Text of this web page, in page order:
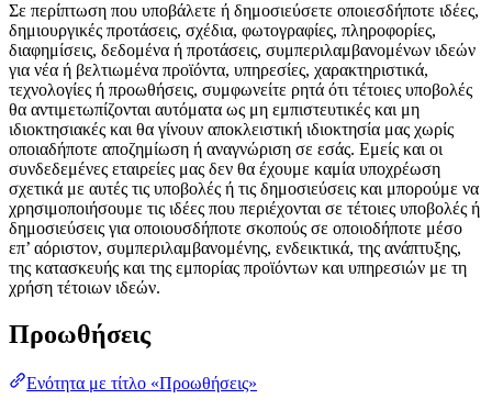
Σε περίπτωση που υποβάλετε ή δημοσιεύσετε οποιεσδήποτε ιδέες,
δημιουργικές προτάσεις, σχέδια, φωτογραφίες, πληροφορίες,
διαφημίσεις, δεδομένα ή προτάσεις, συμπεριλαμβανομένων ιδεών
για νέα ή βελτιωμένα προϊόντα, υπηρεσίες, χαρακτηριστικά,
τεχνολογίες ή προωθήσεις, συμφωνείτε ρητά ότι τέτοιες υποβολές
θα αντιμετωπίζονται αυτόματα ως μη εμπιστευτικές και μη
ιδιοκτησιακές και θα γίνουν αποκλειστική ιδιοκτησία μας χωρίς
οποιαδήποτε αποζημίωση ή αναγνώριση σε εσάς. Εμείς και οι
συνδεδεμένες εταιρείες μας δεν θα έχουμε καμία υποχρέωση
σχετικά με αυτές τις υποβολές ή τις δημοσιεύσεις και μπορούμε να
χρησιμοποιήσουμε τις ιδέες που περιέχονται σε τέτοιες υποβολές ή
δημοσιεύσεις για οποιουσδήποτε σκοπούς σε οποιοδήποτε μέσο
επ’ αόριστον, συμπεριλαμβανομένης, ενδεικτικά, της ανάπτυξης,
της κατασκευής και της εμπορίας προϊόντων και υπηρεσιών με τη
χρήση τέτοιων ιδεών.
Προωθήσεις
Ενότητα με τίτλο «Προωθήσεις»